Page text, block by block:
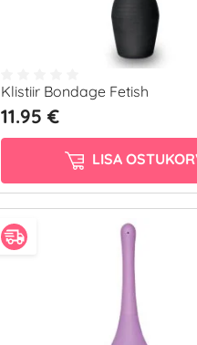
Klistiir Bondage Fetish
11.95 €
LISA